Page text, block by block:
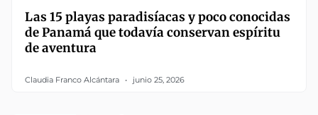
Las 15 playas paradisíacas y poco conocidas
de Panamá que todavía conservan espíritu
de aventura
Claudia Franco Alcántara junio 25, 2026